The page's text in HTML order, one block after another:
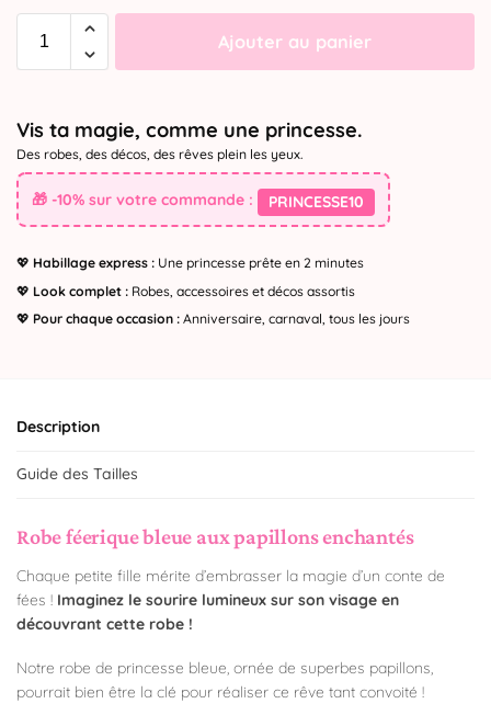
Ajouter au panier
Vis ta magie, comme une princesse.
Des robes, des décos, des rêves plein les yeux.
🎁 -10% sur votre commande : PRINCESSE10
💖 Habillage express : Une princesse prête en 2 minutes
💖 Look complet : Robes, accessoires et décos assortis
💖 Pour chaque occasion : Anniversaire, carnaval, tous les jours
Description
Guide des Tailles
Robe féerique bleue aux papillons enchantés
Chaque petite fille mérite d’embrasser la magie d’un conte de
fées ! Imaginez le sourire lumineux sur son visage en
découvrant cette robe !
Notre robe de princesse bleue, ornée de superbes papillons,
pourrait bien être la clé pour réaliser ce rêve tant convoité !